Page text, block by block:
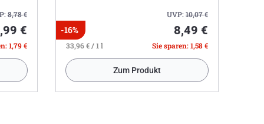
8,78€
€
1,79 €
UVP:10,07€
-16% 8,49 €
33,96 € / 1 l Sie sparen: 1,58 €
Zum Produkt